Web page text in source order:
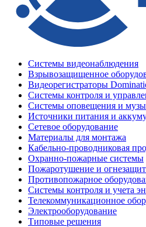
Системы видеонаблюдения
Взрывозащищенное
Видеорегистраторы
Системы контроля и
Системы оповещения и
Источники питания и
Сетевое оборудование
Материалы для монтажа
Кабельно-проводниковая
Охранно-пожарные системы
Пожаротушение и
Противопожарное
Системы контроля и учета
Телекоммуникационное
Электрооборудование
Типовые решения